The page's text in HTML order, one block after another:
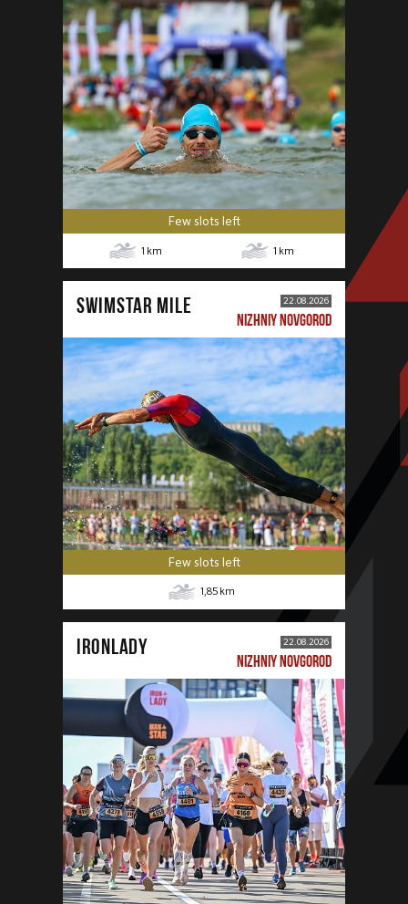
Few slots left
1 km 1 km
SWIMSTAR MILE 22.08.2026
NIZHNIY NOVGOROD
Few slots left
1,85 km
IRONLADY 22.08.2026
NIZHNIY NOVGOROD